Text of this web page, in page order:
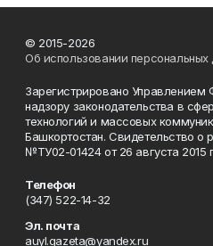
© 2015-2026
Об использовании персональных
Зарегистрировано
надзору законодательства в
технологий и массовых
Башкортостан. Свидетельство о
№ТУ02-01424 от 26 августа 2015
Телефон
(347) 522-14-32
Эл. почта
auyl.gazeta@yandex.ru